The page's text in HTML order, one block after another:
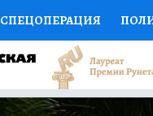
СПЕЦОПЕРАЦИЯ
НАУКА СПОРТ
ДОКТОР